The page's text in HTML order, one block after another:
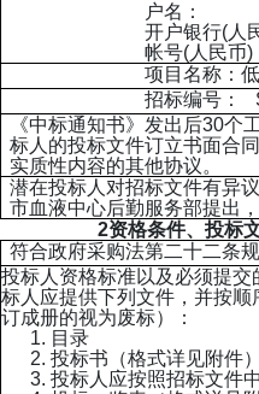
户名：
开户银行(人
帐号(人民
项目名称：
招标编号：
《中标通知书》发出后30个
标人的投标文件订立书面合
实质性内容的其他协议。
潜在投标人对招标文件有异
市血液中心后勤服务部提出
2资格条件、投标
符合政府采购法第二十二条
投标人资格标准以及必须提
标人应提供下列文件，并按
订成册的视为废标）：
1. 目录
2. 投标书（格式详见附件）
3. 投标人应按照招标文件